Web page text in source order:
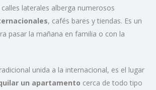
laterales alberga numerosos
, cafés bares y tiendas. Es un
pasar la mañana en familia o con la
unida a la internacional, es el lugar
un apartamento cerca de todo tipo